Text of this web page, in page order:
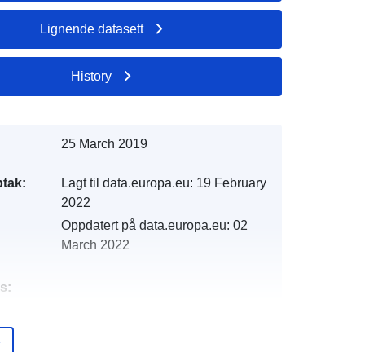
Lignende datasett
History
25 March 2019
Lagt til data.europa.eu: 19 February
2022
Oppdatert på data.europa.eu: 02
March 2022